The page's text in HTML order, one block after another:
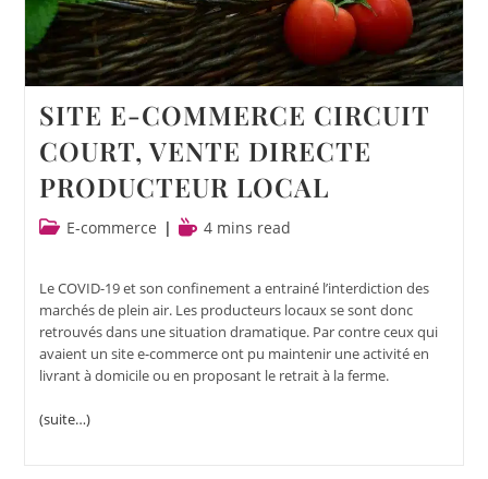
SITE E-COMMERCE CIRCUIT
COURT, VENTE DIRECTE
PRODUCTEUR LOCAL
E-commerce 4 mins read
Le COVID-19 et son confinement a entrainé l’interdiction des
marchés de plein air. Les producteurs locaux se sont donc
retrouvés dans une situation dramatique. Par contre ceux qui
avaient un site e-commerce ont pu maintenir une activité en
livrant à domicile ou en proposant le retrait à la ferme.
(suite…)